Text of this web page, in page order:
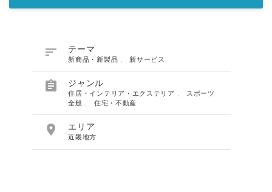
 テーマ
新商品・新製品 新サービス
 ジャンル
住居・インテリア・エクステリア
スポーツ
全般
住宅・不動産
 エリア
近畿地方